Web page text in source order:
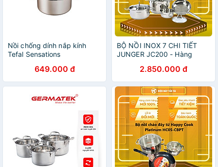
Nồi chống dính nắp kính
Tefal Sensations
649.000 đ
BỘ NỒI INOX 7 CHI TIẾT
JUNGER JC200 - Hàng
2.850.000 đ